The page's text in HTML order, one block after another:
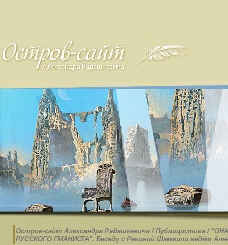
Остров-cайт Александра Радашкевича / Публицистика /
РУССКОГО ПИАНИСТА". Беседу с Региной Шамвили ведёт